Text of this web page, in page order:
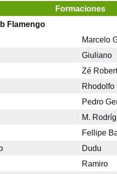
Formaciones
Flamengo
Marcelo
Giuliano
Zé
Rhodolfo
Pedro
M.
Fellipe
Dudu
Ramiro